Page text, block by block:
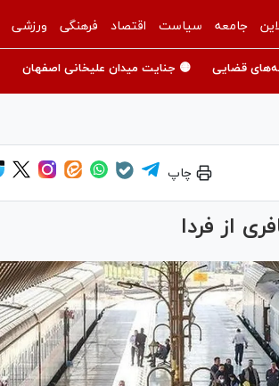
جامعه سیاست اقتصاد فرهنگی ورزشی
قضایی 🟡 جنایت میدان علیخانی اصفهان
چاپ
از فردا